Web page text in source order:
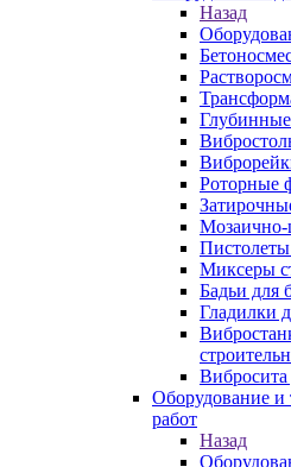
Назад
Роторные
Миксеры
Бадьи для
Гладилки
Оборудование и
работ
Назад